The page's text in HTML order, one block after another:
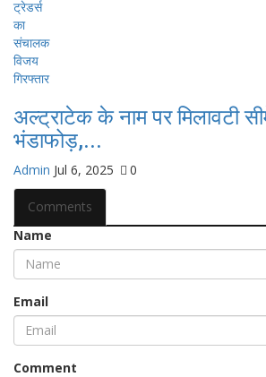
अल्ट्राटेक के नाम पर मिलावटी
भंडाफोड़,...
Admin Jul 6, 2025 0
Comments
Name
Email
Comment